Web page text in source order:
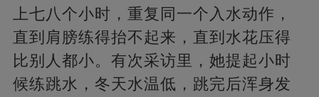
上七八个小时，重复同一个入水动作，
直到肩膀练得抬不起来，直到水花压得
比别人都小。有次采访里，她提起小时
候练跳水，冬天水温低，跳完后浑身发